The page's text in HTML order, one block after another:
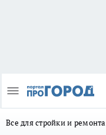
Все для стройки и ремонта